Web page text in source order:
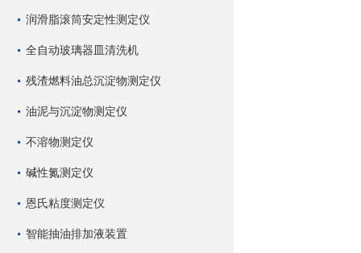
润滑脂滚筒安定性测定仪
全自动玻璃器皿清洗机
残渣燃料油总沉淀物测定仪
油泥与沉淀物测定仪
不溶物测定仪
碱性氮测定仪
恩氏粘度测定仪
智能抽油排加液装置